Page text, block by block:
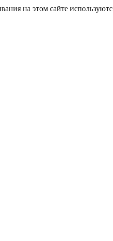
на этом сайте